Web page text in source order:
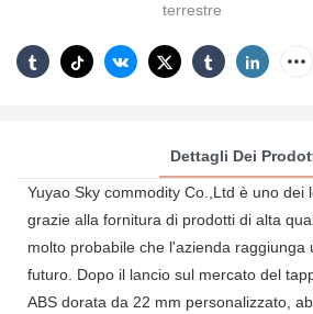
terrestre
Dettagli Dei
Yuyao Sky commodity Co.,Ltd è uno dei
grazie alla fornitura di prodotti di alta
molto probabile che l'azienda raggiunga
futuro. Dopo il lancio sul mercato del
ABS dorata da 22 mm personalizzato,